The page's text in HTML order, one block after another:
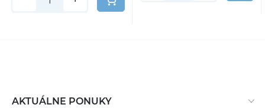
AKTUÁLNE PONUKY